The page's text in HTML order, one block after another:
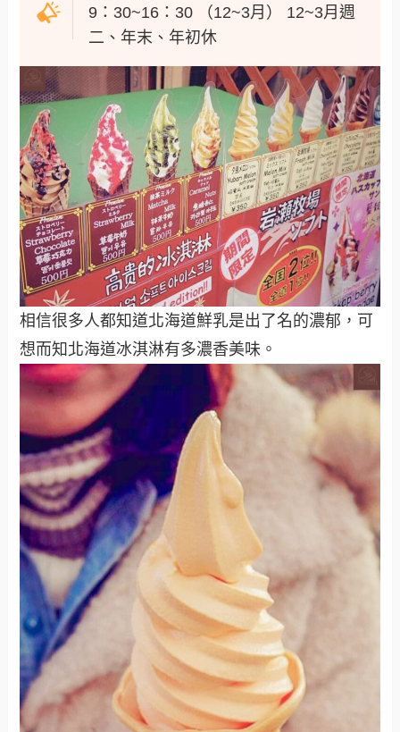
9：30~16：30 （12~3月） 12~3月週
二、年末、年初休
相信很多人都知道北海道鮮乳是出了名的濃郁，可
想而知北海道冰淇淋有多濃香美味。